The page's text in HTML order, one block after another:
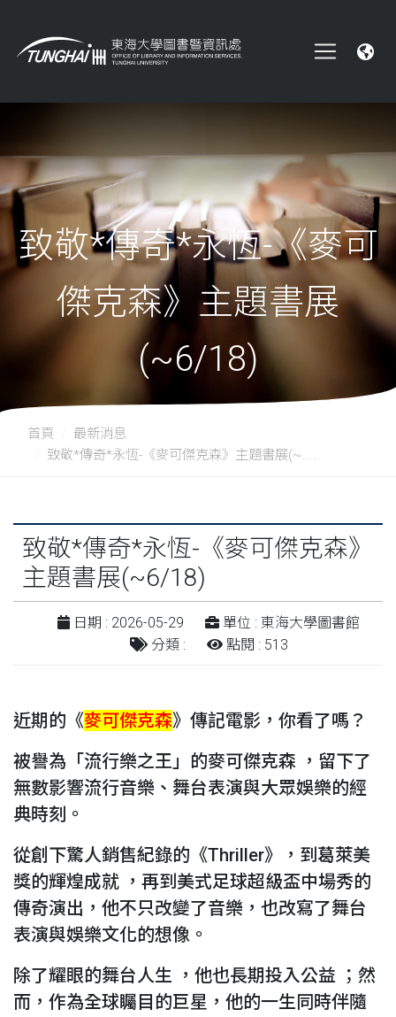
致敬*傳奇*永恆-《麥可
傑克森》主題書展
(~6/18)
首頁
最新消息
致敬*傳奇*永恆-《麥可傑克森》主題書展(~....
致敬*傳奇*永恆-《麥可傑克森》
主題書展(~6/18)
日期 : 2026-05-29
單位 : 東海大學圖書館
分類 :
點閱 : 513
近期的《麥可傑克森》傳記電影，你看了嗎？
被譽為「流行樂之王」的麥可傑克森 ，留下了
無數影響流行音樂、舞台表演與大眾娛樂的經
典時刻。
從創下驚人銷售紀錄的《Thriller》，到葛萊美
獎的輝煌成就 ，再到美式足球超級盃中場秀的
傳奇演出，他不只改變了音樂，也改寫了舞台
表演與娛樂文化的想像。
除了耀眼的舞台人生 ，他也長期投入公益 ；然
而，作為全球矚目的巨星，他的一生同時伴隨